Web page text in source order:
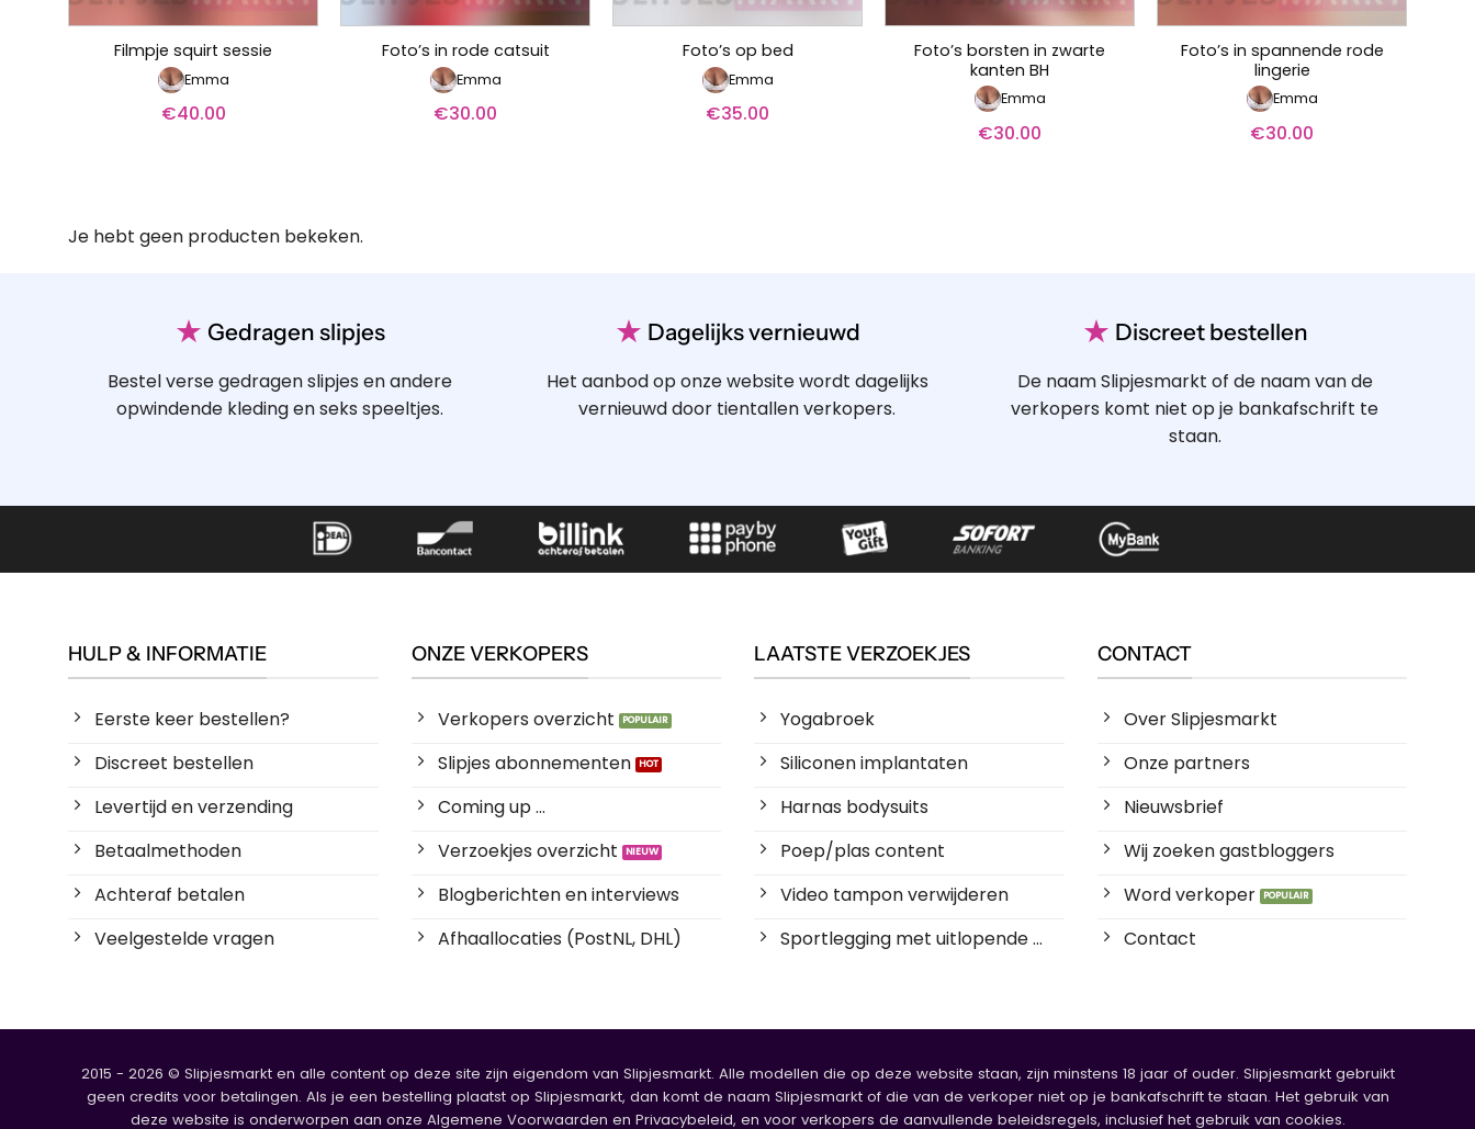
Filmpje squirt sessie
Emma
€40.00
Foto’s in rode catsuit
Emma
€30.00
Foto’s op bed
Emma
€35.00
Foto’s borsten in zwarte
kanten BH
Emma
€30.00
Foto’s in spannende rode
lingerie
Emma
€30.00
Je hebt geen producten bekeken.
★ Gedragen slipjes
Bestel verse gedragen slipjes en andere
opwindende kleding en seks speeltjes.
★ Dagelijks vernieuwd
Het aanbod op onze website wordt dagelijks
vernieuwd door tientallen verkopers.
★ Discreet bestellen
De naam Slipjesmarkt of de naam van de
verkopers komt niet op je bankafschrift te
staan.
HULP & INFORMATIE
Eerste keer bestellen?
Discreet bestellen
Levertijd en verzending
Betaalmethoden
Achteraf betalen
Veelgestelde vragen
ONZE VERKOPERS
Verkopers overzicht
Slipjes abonnementen
Coming up ...
Verzoekjes overzicht
Blogberichten en interviews
Afhaallocaties (PostNL, DHL)
LAATSTE VERZOEKJES
Yogabroek
Siliconen implantaten
Harnas bodysuits
Poep/plas content
Video tampon verwijderen
Sportlegging met uitlopende ...
CONTACT
Over Slipjesmarkt
Onze partners
Nieuwsbrief
Wij zoeken gastbloggers
Word verkoper
Contact
2015 - 2026 © Slipjesmarkt en alle content op deze site zijn eigendom van Slipjesmarkt. Alle modellen die op deze website staan, zijn minstens 18 jaar of ouder. Slipjesmarkt gebruikt
geen credits voor betalingen. Als je een bestelling plaatst op Slipjesmarkt, dan komt de naam Slipjesmarkt of die van de verkoper niet op je bankafschrift te staan. Het gebruik van
deze website is onderworpen aan onze Algemene Voorwaarden en Privacybeleid, en voor verkopers de aanvullende beleidsregels, inclusief het gebruik van cookies.